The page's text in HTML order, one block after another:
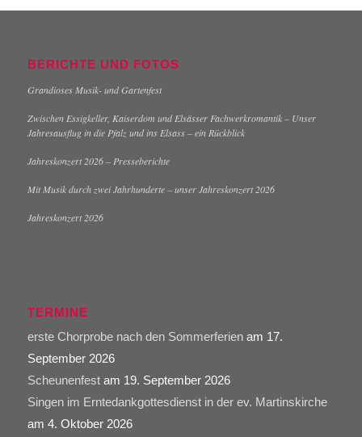
BERICHTE UND FOTOS
Grandioses Musik- und Gartenfest
Zwischen Essigkeller, Kaiserdom und Elsässer Fachwerkromantik – Unser
Jahresausflug in die Pfalz und ins Elsass – ein Rückblick
Jahreskonzert 2026 – Presseberichte
Mit Musik durch zwei Jahrhunderte – unser Jahreskonzert 2026
Jahreskonzert 2026
TERMINE
erste Chorprobe nach den Sommerferienam 17.
September 2026
Scheunenfestam 19. September 2026
Singen im Erntedankgottesdienst in der ev. Martinskirche
am 4. Oktober 2026